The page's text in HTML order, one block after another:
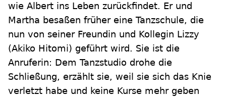
wie Albert ins Leben zurückfindet. Er und
Martha besaßen früher eine Tanzschule, die
nun von seiner Freundin und Kollegin Lizzy
(Akiko Hitomi) geführt wird. Sie ist die
Anruferin: Dem Tanzstudio drohe die
Schließung, erzählt sie, weil sie sich das Knie
verletzt habe und keine Kurse mehr geben